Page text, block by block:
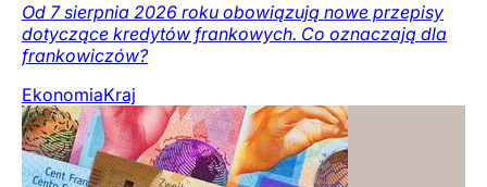
Od 7 sierpnia 2026 roku obowiązują nowe przepisy
dotyczące kredytów frankowych. Co oznaczają dla
frankowiczów?
EkonomiaKraj